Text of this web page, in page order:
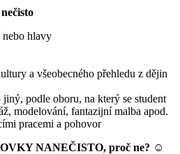
hlavy
a všeobecného přehledu z dějin
podle oboru, na který se student
modelování, fantazijní malba apod.
pracemi a pohovor
NANEČISTO, proč ne? ☺